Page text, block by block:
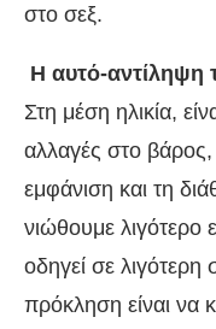
στο σεξ.
Η αυτό-αντίληψη
Στη μέση ηλικία,
αλλαγές στο
εμφάνιση και τη
νιώθουμε λιγότερο
οδηγεί σε λιγότερη
πρόκληση είναι να